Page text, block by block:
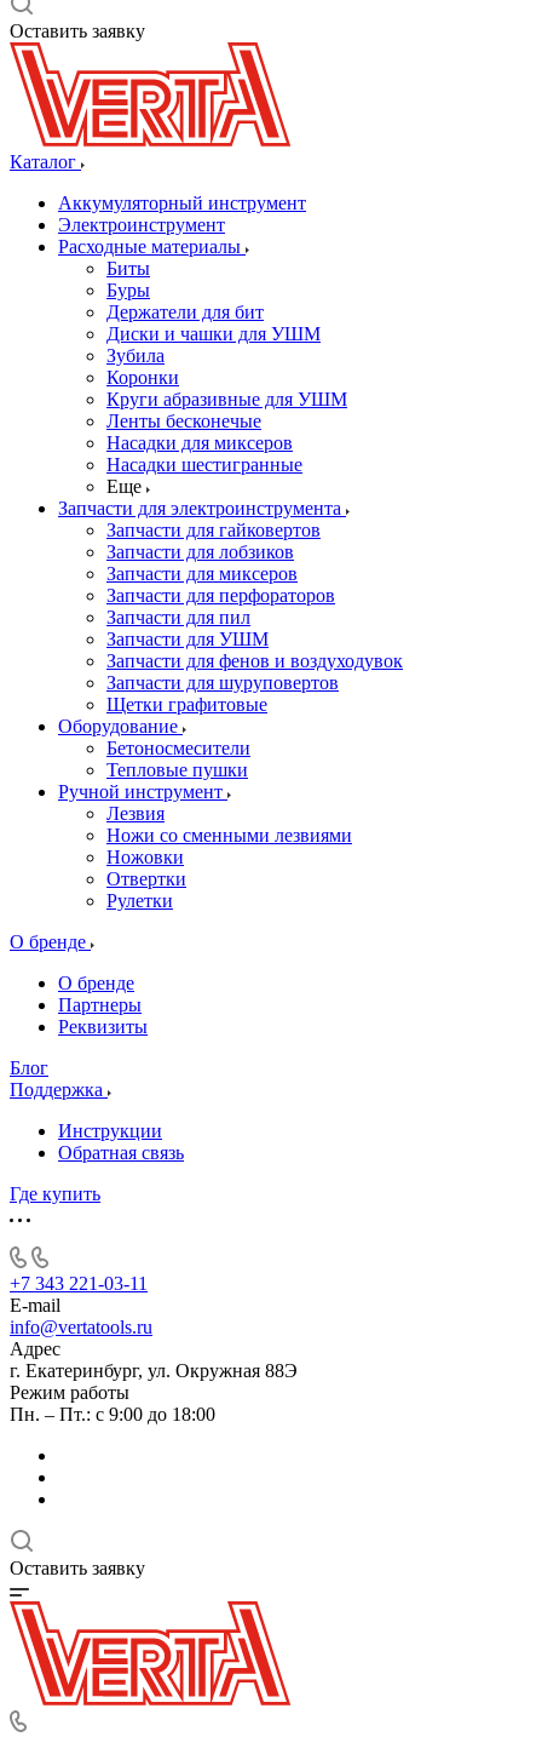
Оставить заявку
Каталог
Аккумуляторный инструмент
Электроинструмент
Расходные материалы
Биты
Буры
Держатели для бит
Диски и чашки для УШМ
Зубила
Коронки
Круги абразивные для УШМ
Ленты бесконечые
Насадки для миксеров
Насадки шестигранные
Еще
Запчасти для электроинструмента
Запчасти для гайковертов
Запчасти для лобзиков
Запчасти для миксеров
Запчасти для перфораторов
Запчасти для пил
Запчасти для УШМ
Запчасти для фенов и воздуходувок
Запчасти для шуруповертов
Щетки графитовые
Оборудование
Бетоносмесители
Тепловые пушки
Ручной инструмент
Лезвия
Ножи со сменными лезвиями
Ножовки
Отвертки
Рулетки
О бренде
О бренде
Партнеры
Реквизиты
Блог
Поддержка
Инструкции
Обратная связь
Где купить
+7 343 221-03-11
E-mail
info@vertatools.ru
Адрес
г. Екатеринбург, ул. Окружная 88Э
Режим работы
Пн. – Пт.: с 9:00 до 18:00
Оставить заявку